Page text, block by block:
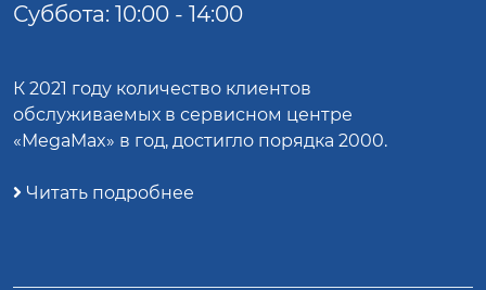
Суббота: 10:00 - 14:00
К 2021 году количество клиентов
обслуживаемых в сервисном центре
«MegaMax» в год, достигло порядка 2000.
Читать подробнее